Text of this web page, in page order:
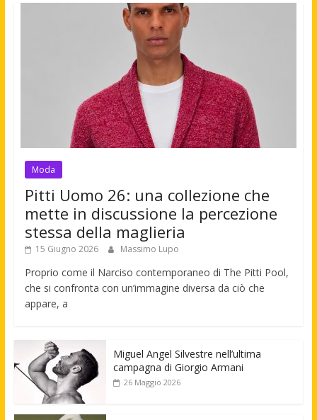
Moda
Pitti Uomo 26: una collezione che
mette in discussione la percezione
stessa della maglieria
15 Giugno 2026 Massimo Lupo
Proprio come il Narciso contemporaneo di The Pitti Pool,
che si confronta con un’immagine diversa da ciò che
appare, a
Miguel Angel Silvestre nell’ultima
campagna di Giorgio Armani
26 Maggio 2026